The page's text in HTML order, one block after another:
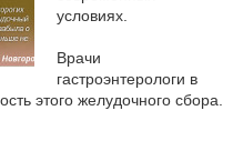
условиях.
Врачи
гастроэнтерологи в
этого желудочного сбора.